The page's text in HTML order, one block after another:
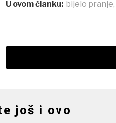
U ovom članku: bijelo pranje,
još i ovo